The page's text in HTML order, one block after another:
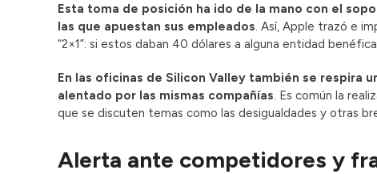
Esta toma de posición ha ido de la mano con el
las que apuestan sus empleados . Así, Apple trazó e
“2×1”: si estos daban 40 dólares a alguna entidad
En las oficinas de Silicon Valley también se respira
alentado por las mismas compañías . Es común la
que se discuten temas como las desigualdades y otras
Alerta ante competidores y